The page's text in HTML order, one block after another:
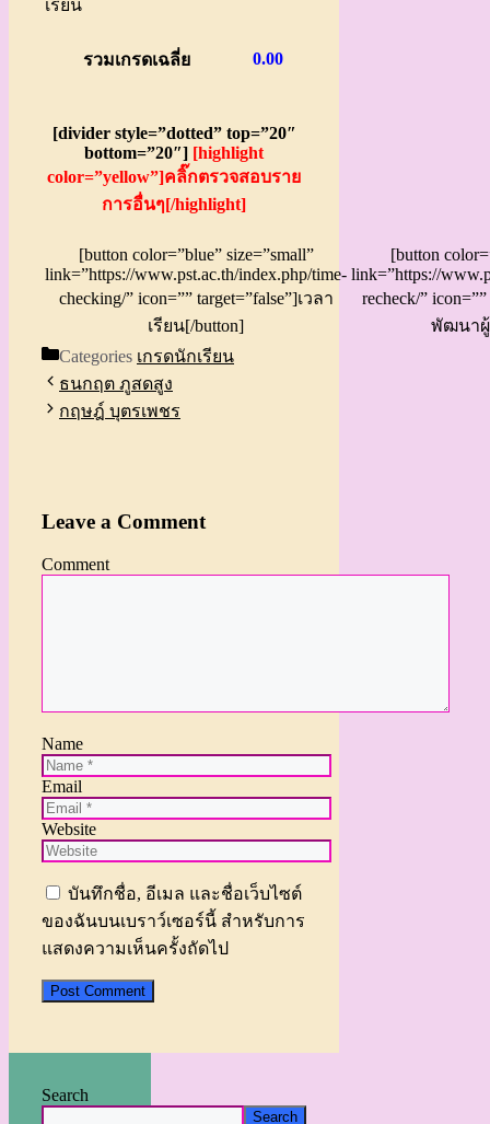
เรียน
รวมเกรดเฉลี่ย 0.00
[divider style=”dotted” top=”20″
bottom=”20″] [highlight
color=”yellow”]คลิ๊กตรวจสอบราย
การอื่นๆ[/highlight]
[button color=”blue” size=”small”
link=”https://www.pst.ac.th/index.php/time-
checking/” icon=”” target=”false”]เวลา
เรียน[/button]
[button
link=”https://
recheck/”
พัฒนาผู้
Categories เกรดนักเรียน
ธนกฤต ภูสดสูง
กฤษฎ์ บุตรเพชร
Leave a Comment
Comment
Name
Email
Website
บันทึกชื่อ, อีเมล และชื่อเว็บไซต์
ของฉันบนเบราว์เซอร์นี้ สำหรับการ
แสดงความเห็นครั้งถัดไป
Search
Search